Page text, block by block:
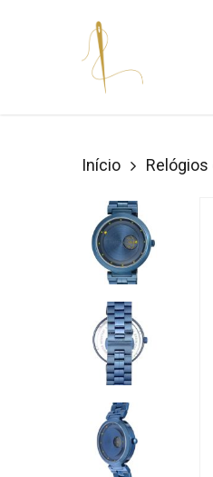
Hit enter to
Início